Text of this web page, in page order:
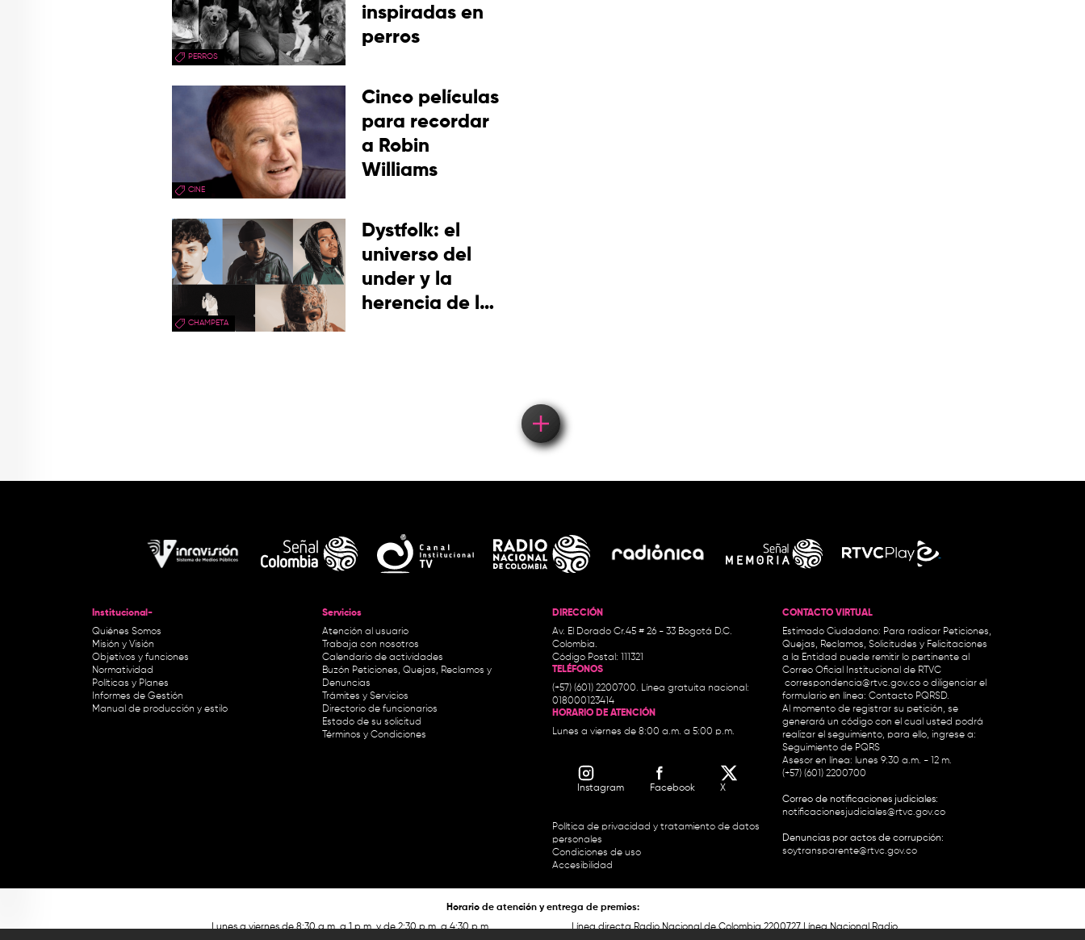
PERROS
inspiradas en
perros
CINE
Cinco películas
para recordar
a Robin
Williams
CHAMPETA
Dystfolk: el
universo del
under y la
herencia de la
Institucional-
Quiénes Somos
Misión y Visión
Objetivos y funciones
Normatividad
Políticas y Planes
Informes de Gestión
Manual de producción y estilo
Servicios
Atención al usuario
Trabaja con nosotros
Calendario de actividades
Buzón Peticiones, Quejas, Reclamos y
Denuncias
Trámites y Servicios
Directorio de funcionarios
Estado de su solicitud
Términos y Condiciones
DIRECCIÓN
Av. El Dorado Cr.45 # 26 - 33 Bogotá D.C.
Colombia.
Código Postal: 111321
TELÉFONOS
(+57) (601) 2200700. Línea gratuita nacional:
018000123414
HORARIO DE ATENCIÓN
Lunes a viernes de 8:00 a.m. a 5:00 p.m.
Instagram Facebook X
Política de privacidad y tratamiento de datos
personales
Condiciones de uso
Accesibilidad
CONTACTO VIRTUAL
Estimado Ciudadano: Para radicar Peticiones,
Quejas, Reclamos, Solicitudes y Felicitaciones
a la Entidad puede remitir lo pertinente al
Correo Oficial Institucional de RTVC
correspondencia@rtvc.gov.co o diligenciar el
formulario en línea: Contacto PQRSD.
Al momento de registrar su petición, se
generará un código con el cual usted podrá
realizar el seguimiento, para ello, ingrese a:
Seguimiento de PQRS
Asesor en línea: lunes 9:30 a.m. - 12 m.
(+57) (601) 2200700
Correo de notificaciones judiciales:
notificacionesjudiciales@rtvc.gov.co
Denuncias por actos de corrupción:
soytransparente@rtvc.gov.co
Horario de atención y entrega de premios:
Lunes a viernes de 8:30 a.m. a 1 p.m. y de 2:30 p.m. a 4:30 p.m.
Línea directa Radio Nacional de Colombia 2200727 Línea Nacional Radio